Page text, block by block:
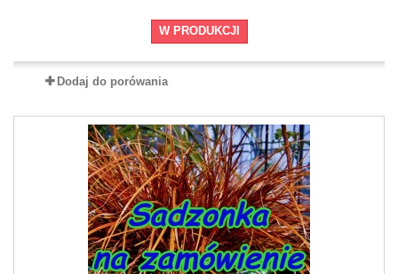
W PRODUKCJI
Dodaj do porówania